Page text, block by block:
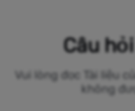
Câu
Vui lòng đọc Tài liệu
không